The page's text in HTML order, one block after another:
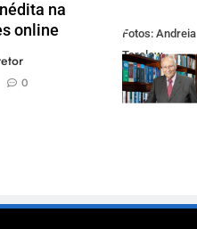
na
online
0
Fotos: Andreia
Tarelow